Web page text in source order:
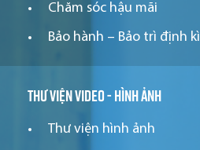
Chăm sóc hậu mãi
Bảo hành – Bảo trì định kì
Thư viện video - hình ảnh
Thư viện hình ảnh